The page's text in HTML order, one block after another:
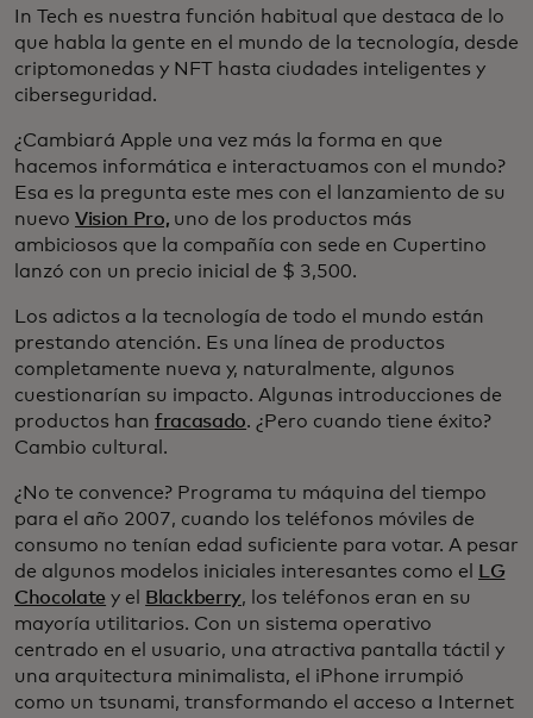
In Tech es nuestra función habitual que destaca de lo
que habla la gente en el mundo de la tecnología, desde
criptomonedas y NFT hasta ciudades inteligentes y
ciberseguridad.
¿Cambiará Apple una vez más la forma en que
hacemos informática e interactuamos con el mundo?
Esa es la pregunta este mes con el lanzamiento de su
nuevo Vision Pro, uno de los productos más
ambiciosos que la compañía con sede en Cupertino
lanzó con un precio inicial de $ 3,500.
Los adictos a la tecnología de todo el mundo están
prestando atención. Es una línea de productos
completamente nueva y, naturalmente, algunos
cuestionarían su impacto. Algunas introducciones de
productos han fracasado. ¿Pero cuando tiene éxito?
Cambio cultural.
¿No te convence? Programa tu máquina del tiempo
para el año 2007, cuando los teléfonos móviles de
consumo no tenían edad suficiente para votar. A pesar
de algunos modelos iniciales interesantes como el
LG
Chocolate y el Blackberry, los teléfonos eran en su
mayoría utilitarios. Con un sistema operativo
centrado en el usuario, una atractiva pantalla táctil y
una arquitectura minimalista, el iPhone irrumpió
como un tsunami, transformando el acceso a Internet